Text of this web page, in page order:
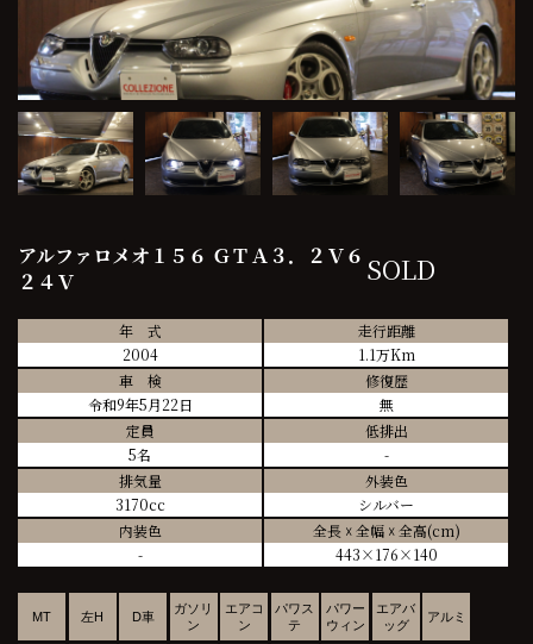
アルファロメオ１５６ ＧＴＡ３．２Ｖ６
２４Ｖ
SOLD
年 式
2004
走行距離
1.1万Km
車 検
令和9年5月22日
修復歴
無
定員
5名
低排出
-
排気量
3170cc
外装色
シルバー
内装色
-
全長 ☓ 全幅 ☓ 全高(cm)
443×176×140
MT 左H D車
ガソリ
ン
エアコ
ン
パワス
テ
パワー
ウィン
エアバ
ッグ
アルミ